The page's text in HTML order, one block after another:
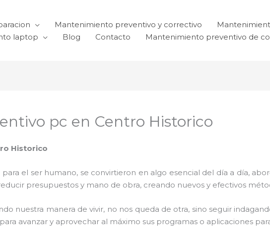
Mantenimiento preventivo y correctivo
laptop
Blog Contacto Mantenimiento preventivo de
pc en Centro Historico
Historico
el ser humano, se convirtieron en algo esencial del día a día,
presupuestos y mano de obra, creando nuevos y efectivos
nuestra manera de vivir, no nos queda de otra, sino seguir
avanzar y aprovechar al máximo sus programas o aplicaciones